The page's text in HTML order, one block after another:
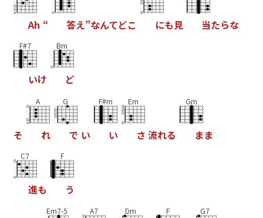
Ah “ 答え”なんてどこ にも見 当たらな
F#7
いけ
Bm
ど
そ
A
れ
G
で い
F#m
い
Em
さ 流れる
Gm
まま
C7
進も
F
う
Em7-5 A7 Dm F G7